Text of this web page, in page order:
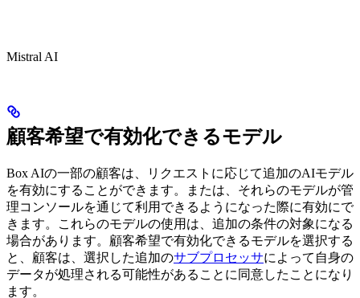
Mistral AI
顧客希望で有効化できるモデル
Box AIの一部の顧客は、リクエストに応じて追加のAIモデル
を有効にすることができます。または、それらのモデルが管
理コンソールを通じて利用できるようになった際に有効にで
きます。これらのモデルの使用は、追加の条件の対象になる
場合があります。顧客希望で有効化できるモデルを選択する
と、顧客は、選択した追加のサブプロセッサによって自身の
データが処理される可能性があることに同意したことになり
ます。